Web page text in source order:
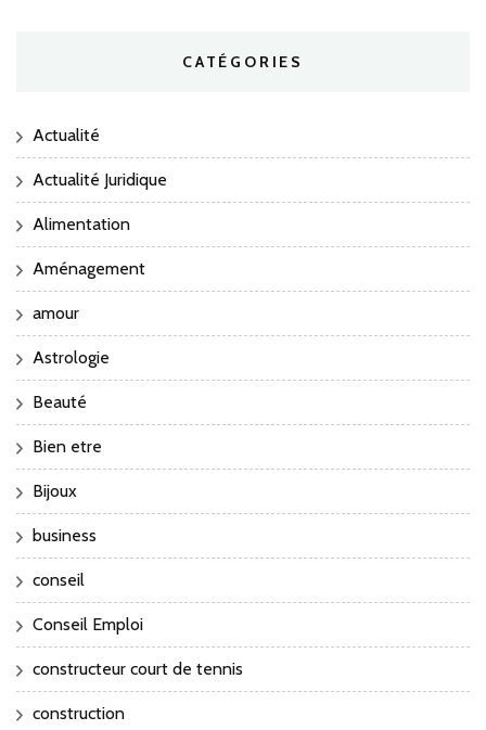
CATÉGORIES
Actualité
Actualité Juridique
Alimentation
Aménagement
amour
Astrologie
Beauté
Bien etre
Bijoux
business
conseil
Conseil Emploi
constructeur court de tennis
construction